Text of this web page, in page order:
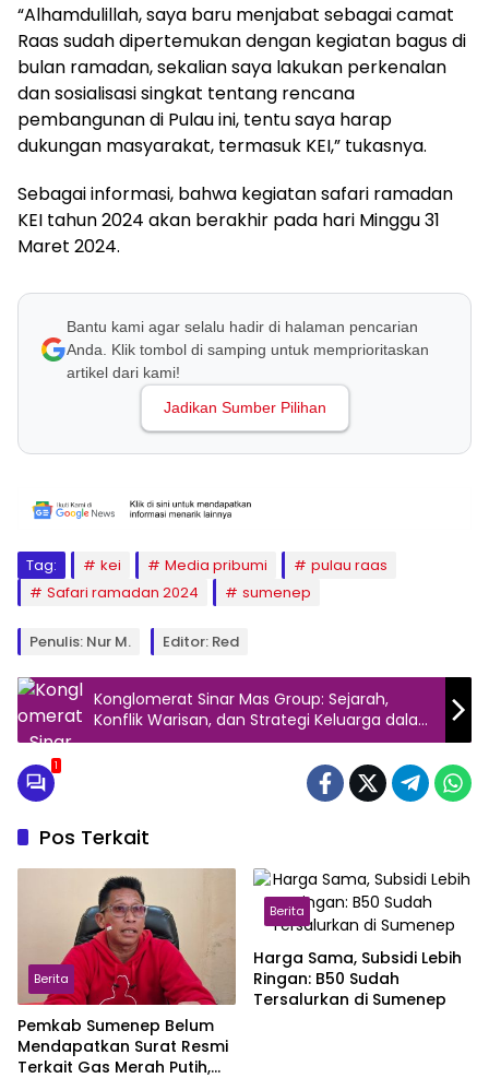
“Alhamdulillah, saya baru menjabat sebagai camat
Raas sudah dipertemukan dengan kegiatan bagus di
bulan ramadan, sekalian saya lakukan perkenalan
dan sosialisasi singkat tentang rencana
pembangunan di Pulau ini, tentu saya harap
dukungan masyarakat, termasuk KEI,” tukasnya.
Sebagai informasi, bahwa kegiatan safari ramadan
KEI tahun 2024 akan berakhir pada hari Minggu 31
Maret 2024.
Bantu kami agar selalu hadir di halaman pencarian
Anda. Klik tombol di samping untuk memprioritaskan
artikel dari kami!
Jadikan Sumber Pilihan
Tag: kei Media pribumi
pulau raas
Safari ramadan 2024
sumenep
Penulis: Nur M. Editor: Red
Konglomerat Sinar Mas Group: Sejarah,
Konflik Warisan, dan Strategi Keluarga dalam
Bisnis
1
Pos Terkait
Berita
Pemkab Sumenep Belum
Mendapatkan Surat Resmi
Terkait Gas Merah Putih,
Berita
Harga Sama, Subsidi Lebih
Ringan: B50 Sudah
Tersalurkan di Sumenep